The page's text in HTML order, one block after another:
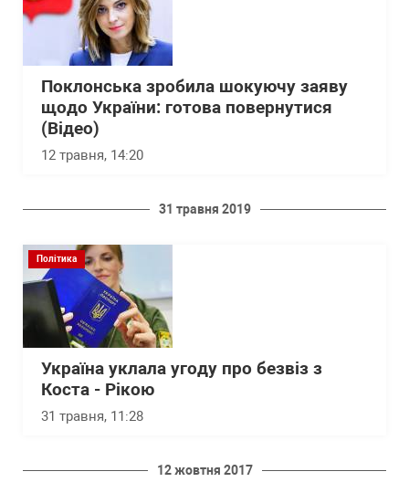
Поклонська зробила шокуючу заяву
щодо України: готова повернутися
(Відео)
12 травня, 14:20
31 травня 2019
Політика
Україна уклала угоду про безвіз з
Коста - Рікою
31 травня, 11:28
12 жовтня 2017